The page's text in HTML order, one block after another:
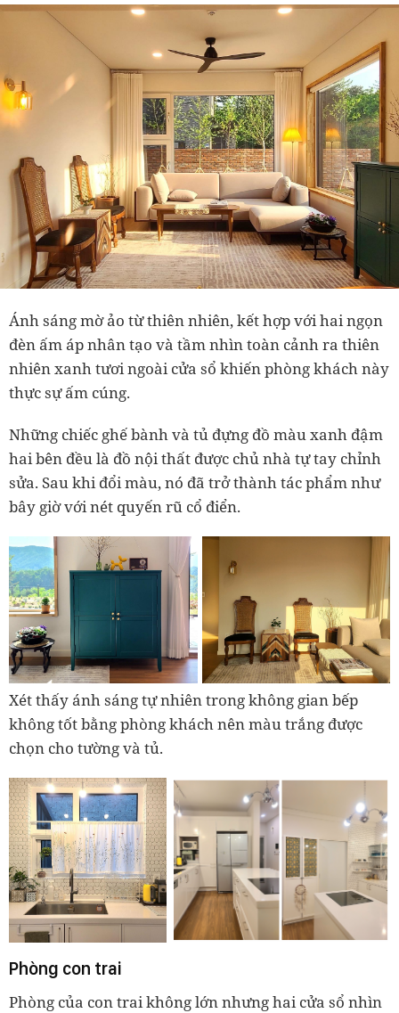
Ánh sáng mờ ảo từ thiên nhiên, kết hợp với hai ngọn
đèn ấm áp nhân tạo và tầm nhìn toàn cảnh ra thiên
nhiên xanh tươi ngoài cửa sổ khiến phòng khách này
thực sự ấm cúng.
Những chiếc ghế bành và tủ đựng đồ màu xanh đậm
hai bên đều là đồ nội thất được chủ nhà tự tay chỉnh
sửa. Sau khi đổi màu, nó đã trở thành tác phẩm như
bây giờ với nét quyến rũ cổ điển.
Xét thấy ánh sáng tự nhiên trong không gian bếp
không tốt bằng phòng khách nên màu trắng được
chọn cho tường và tủ.
Phòng con trai
Phòng của con trai không lớn nhưng hai cửa sổ nhìn